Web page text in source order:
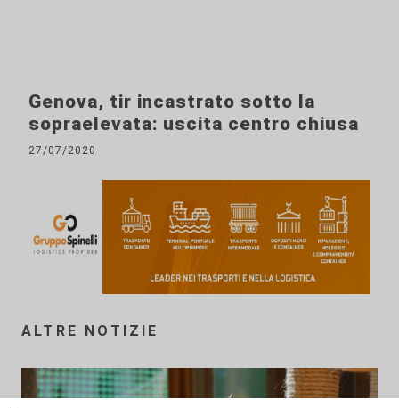
Genova, tir incastrato sotto la
sopraelevata: uscita centro chiusa
27/07/2020
ALTRE NOTIZIE